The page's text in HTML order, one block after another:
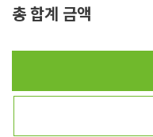
총 합계 금액